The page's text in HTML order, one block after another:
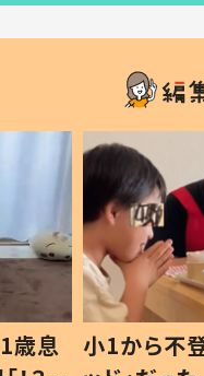
歳息
小1から不